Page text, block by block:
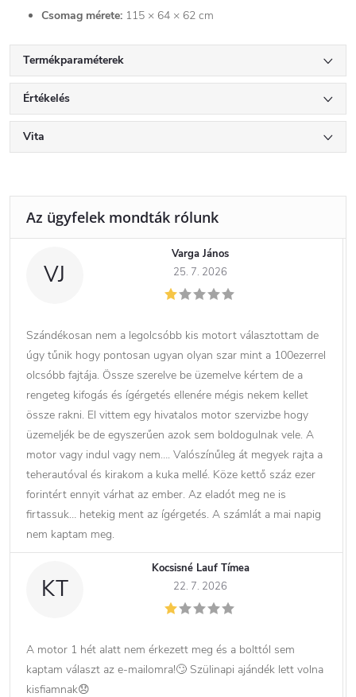
Csomag mérete: 115 × 64 × 62 cm
Termékparaméterek
Értékelés
Vita
VJ
Varga János
25. 7. 2026
Szándékosan nem a legolcsóbb kis motort választottam de
úgy tűnik hogy pontosan ugyan olyan szar mint a 100ezerrel
olcsóbb fajtája. Össze szerelve be üzemelve kértem de a
rengeteg kifogás és ígérgetés ellenére mégis nekem kellet
össze rakni. El vittem egy hivatalos motor szervizbe hogy
üzemeljék be de egyszerűen azok sem boldogulnak vele. A
motor vagy indul vagy nem…. Valószínűleg át megyek rajta a
teherautóval és kirakom a kuka mellé. Köze kettő száz ezer
forintért ennyit várhat az ember. Az eladót meg ne is
firtassuk… hetekig ment az ígérgetés. A számlát a mai napig
nem kaptam meg.
KT
Kocsisné Lauf Tímea
22. 7. 2026
A motor 1 hét alatt nem érkezett meg és a bolttól sem
kaptam választ az e-mailomra!🙄 Szülinapi ajándék lett volna
kisfiamnak😞